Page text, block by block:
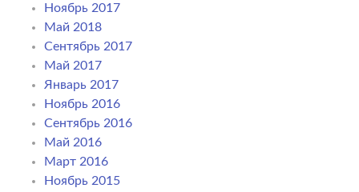
Ноябрь 2017
Май 2018
Сентябрь 2017
Май 2017
Январь 2017
Ноябрь 2016
Сентябрь 2016
Май 2016
Март 2016
Ноябрь 2015